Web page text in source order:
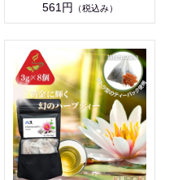
561円
（税込み）